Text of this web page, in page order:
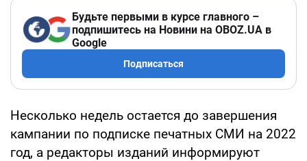
Будьте первыми в курсе главного –
подпишитесь на Новини на OBOZ.UA в
Google
Подписаться
Несколько недель остается до завершения
кампании по подписке печатных СМИ на 2022
год, а редакторы изданий информируют